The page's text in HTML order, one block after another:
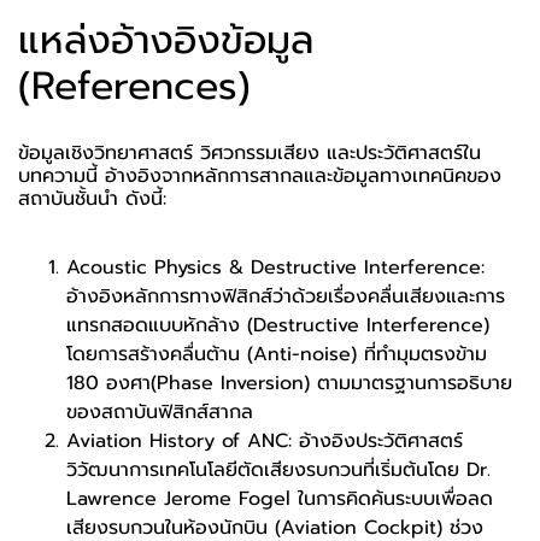
แหล่งอ้างอิงข้อมูล
(References)
ข้อมูลเชิงวิทยาศาสตร์ วิศวกรรมเสียง และประวัติศาสตร์ใน
บทความนี้ อ้างอิงจากหลักการสากลและข้อมูลทางเทคนิคของ
สถาบันชั้นนำ ดังนี้:
Acoustic Physics & Destructive Interference:
อ้างอิงหลักการทางฟิสิกส์ว่าด้วยเรื่องคลื่นเสียงและการ
แทรกสอดแบบหักล้าง (Destructive Interference)
โดยการสร้างคลื่นต้าน (Anti-noise) ที่ทำมุมตรงข้าม
180 องศา(Phase Inversion) ตามมาตรฐานการอธิบาย
ของสถาบันฟิสิกส์สากล
Aviation History of ANC: อ้างอิงประวัติศาสตร์
วิวัฒนาการเทคโนโลยีตัดเสียงรบกวนที่เริ่มต้นโดย Dr.
Lawrence Jerome Fogel ในการคิดค้นระบบเพื่อลด
เสียงรบกวนในห้องนักบิน (Aviation Cockpit) ช่วง